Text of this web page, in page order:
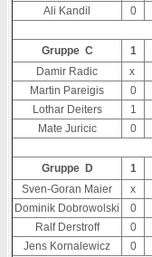
Ali Kandil
0
Gruppe C 1
Damir Radic
x
Martin Pareigis
0
Lothar Deiters
1
Mate Juricic
0
Gruppe D 1
Sven-Goran Maier
x
Dominik Dobrowolski
0
Ralf Derstroff
0
Jens Kornalewicz
0